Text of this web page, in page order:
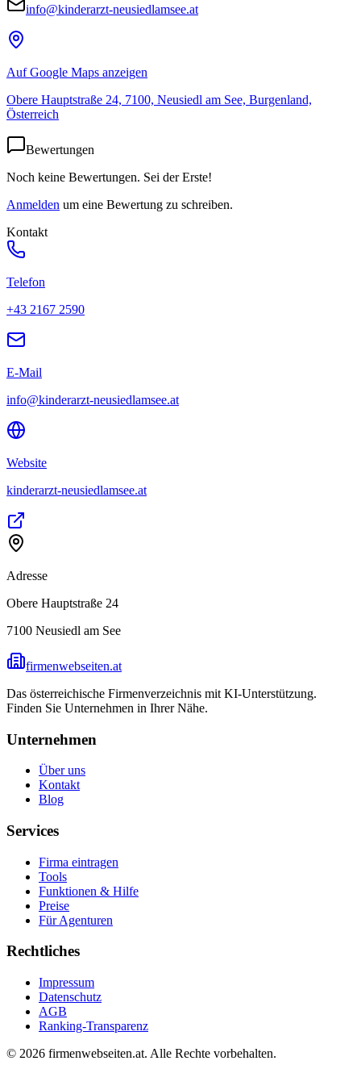
info@kinderarzt-neusiedlamsee.at
Auf Google Maps anzeigen
Obere Hauptstraße 24, 7100, Neusiedl am See, Burgenland,
Österreich
Bewertungen
Noch keine Bewertungen. Sei der Erste!
Anmelden um eine Bewertung zu schreiben.
Kontakt
Telefon
+43 2167 2590
E-Mail
info@kinderarzt-neusiedlamsee.at
Website
kinderarzt-neusiedlamsee.at
Adresse
Obere Hauptstraße 24
7100 Neusiedl am See
firmenwebseiten.at
Das österreichische Firmenverzeichnis mit KI-Unterstützung.
Finden Sie Unternehmen in Ihrer Nähe.
Unternehmen
Über uns
Kontakt
Blog
Services
Firma eintragen
Tools
Funktionen & Hilfe
Preise
Für Agenturen
Rechtliches
Impressum
Datenschutz
AGB
Ranking-Transparenz
© 2026 firmenwebseiten.at. Alle Rechte vorbehalten.